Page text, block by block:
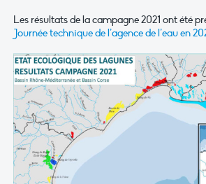
Les résultats de la campagne 2021 ont été
Journée technique de l’agence de l’eau en